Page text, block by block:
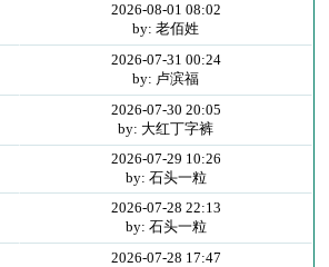
2026-08-01 08:02
by: 老佰姓
2026-07-31 00:24
by: 卢滨福
2026-07-30 20:05
by: 大红丁字裤
2026-07-29 10:26
by: 石头一粒
2026-07-28 22:13
by: 石头一粒
2026-07-28 17:47